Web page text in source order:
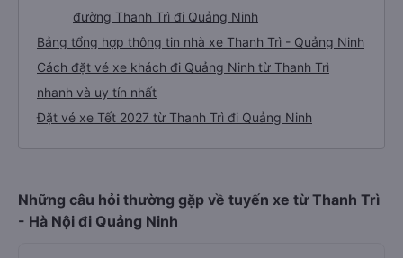
đường Thanh Trì đi Quảng Ninh
Bảng tổng hợp thông tin nhà xe Thanh Trì - Quảng Ninh
Cách đặt vé xe khách đi Quảng Ninh từ Thanh Trì
nhanh và uy tín nhất
Đặt vé xe Tết 2027 từ Thanh Trì đi Quảng Ninh
Những câu hỏi thường gặp về tuyến xe từ Thanh Trì
- Hà Nội đi Quảng Ninh